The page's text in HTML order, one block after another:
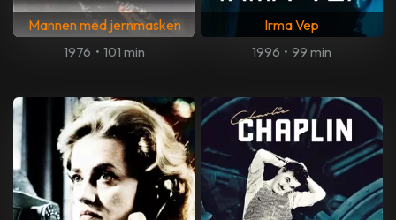
Mannen med jernmasken
1976 • 101 min
Irma Vep
1996 • 99 min